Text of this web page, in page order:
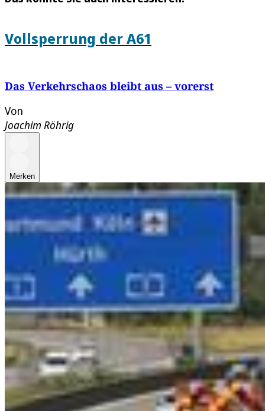
Vollsperrung der A61
Das Verkehrschaos bleibt aus – vorerst
Von
Joachim Röhrig
Merken